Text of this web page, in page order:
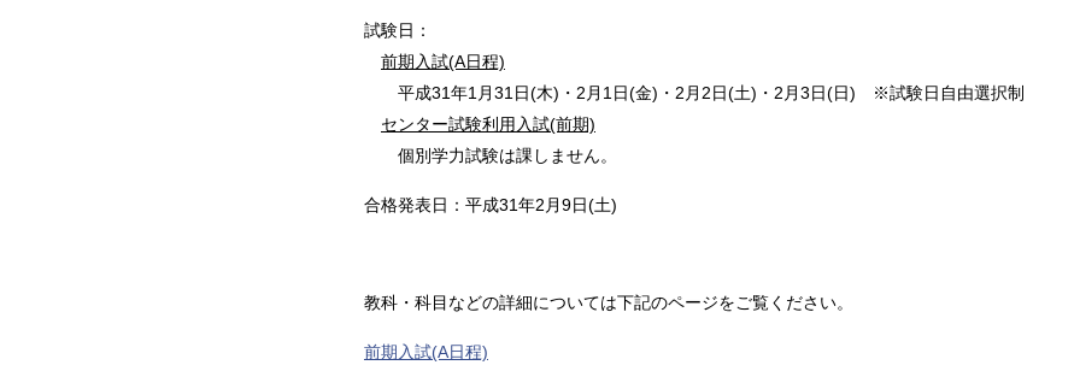
試験日：
前期入試(A日程)
平成31年1月31日(木)・2月1日(金)・2月2日(土)・2月3日(日) ※試験日自由選択制
センター試験利用入試(前期)
個別学力試験は課しません。
合格発表日：平成31年2月9日(土)
教科・科目などの詳細については下記のページをご覧ください。
前期入試(A日程)